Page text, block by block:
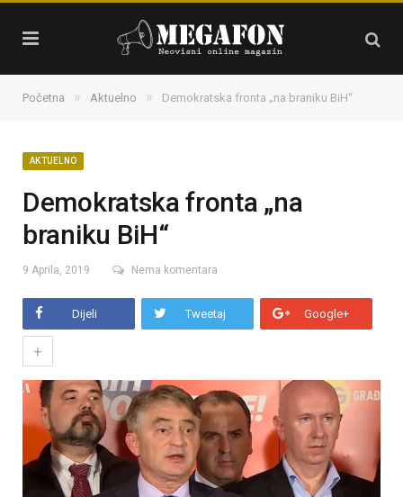
Početna » Aktuelno » Demokratska fronta „na braniku BiH“
AKTUELNO
Demokratska fronta „na
braniku BiH“
9 Aprila, 2019 Nema komentara
Dijeli Tweetaj Google+
+